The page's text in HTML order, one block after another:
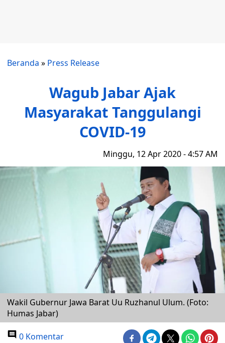
Beranda » Press Release
Wagub Jabar Ajak
Masyarakat Tanggulangi
COVID-19
Minggu, 12 Apr 2020 - 4:57 AM
Wakil Gubernur Jawa Barat Uu Ruzhanul Ulum. (Foto:
Humas Jabar)
0 Komentar